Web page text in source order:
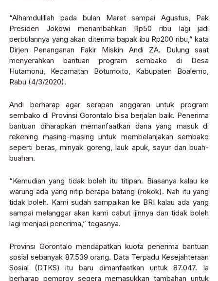
“Alhamdulillah pada bulan Maret sampai Agustus, Pak
Presiden Jokowi menambahkan Rp50 ribu lagi jadi
perbulannya yang akan diterima bapak ibu Rp200 ribu,” kata
Dirjen Penanganan Fakir Miskin Andi ZA. Dulung saat
menyerahkan bantuan program sembako di Desa
Hutamonu, Kecamatan Botumoito, Kabupaten Boalemo,
Rabu (4/3/2020).
Andi berharap agar serapan anggaran untuk program
sembako di Provinsi Gorontalo bisa berjalan baik. Penerima
bantuan diharapkan memanfaatkan dana yang masuk di
rekening masing-masing untuk membelanjakan sembako
seperti beras, minyak goreng, lauk apuk, sayur dan buah-
buahan.
“Kemudian yang tidak boleh itu titipan. Biasanya kalau ke
warung ada yang nitip berapa batang (rokok). Nah itu yang
tidak boleh. Kami sudah sampaikan ke BRI kalau ada yang
sampai melanggar akan kami cabut ijinnya dan tidak boleh
lagi menjadi penerima,” tegasnya.
Provinsi Gorontalo mendapatkan kuota penerima bantuan
sosial sebanyak 87.539 orang. Data Terpadu Kesejahteraan
Sosial (DTKS) itu baru dimanfaatkan untuk 87.047. Ia
berharap pemprov segera memasukkan tambahan untuk